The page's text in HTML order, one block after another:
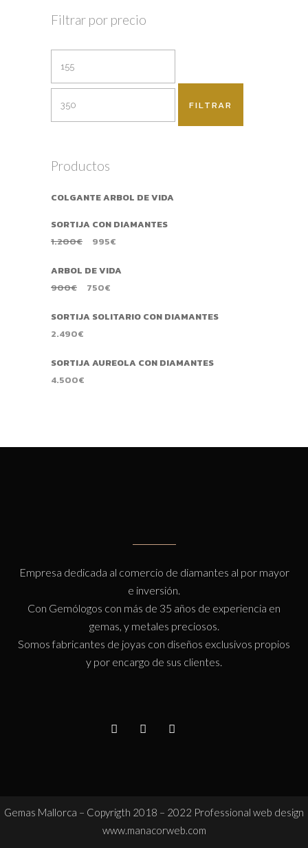
Filtrar por precio
FILTRAR
Productos
COLGANTE ARBOL DE VIDA
SORTIJA CON DIAMANTES
1.200€ 995€
ARBOL DE VIDA
900€ 750€
SORTIJA SOLITARIO CON DIAMANTES
2.490€
SORTIJA AUREOLA CON DIAMANTES
4.500€
Empresa dedicada al comercio de diamantes al por mayor
e inversión.
Con Gemólogos con más de 35 años de experiencia en
gemas, y metales preciosos.
Somos fabricantes de joyas con diseños exclusivos propios
y por encargo de sus clientes.
Gemas Mallorca – Copyrigth 2018 – 2022 Professional web design
www.manacorweb.com